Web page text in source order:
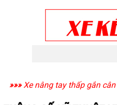
»»»Xe nâng tay thấp gắn